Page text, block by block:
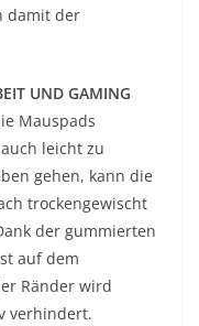
damit der
UND GAMING
Mauspads
leicht zu
gehen, kann die
trockengewischt
der gummierten
auf dem
Ränder wird
verhindert.